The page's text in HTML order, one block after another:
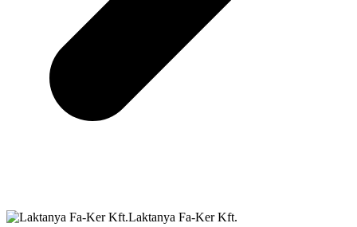
Laktanya Fa-Ker Kft.